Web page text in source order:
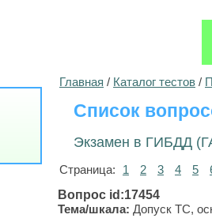
Главная / Каталог тестов /
Список
Экзамен в ГИБДД
Страница: 1 2 3 4 5
Вопрос id:17454
Тема/шкала: Допуск ТС,